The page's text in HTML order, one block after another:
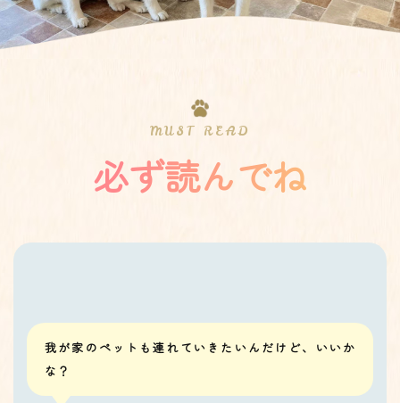
MUST READ
必ず読んでね
我が家のペットも連れていきたいんだけど、いいか
な？